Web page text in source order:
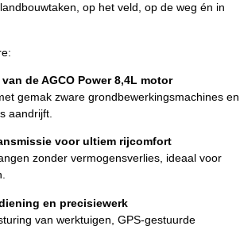
op het veld, op de weg én in
de AGCO Power 8,4L motor
gemak zware grondbewerkingsmachines en
aandrijft.
voor ultiem rijcomfort
zonder vermogensverlies, ideaal voor
en precisiewerk
van werktuigen, GPS-gestuurde